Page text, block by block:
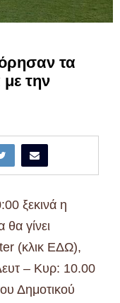
τα
με την
ξεκινά η
θα γίνει
(κλικ ΕΔΩ),
– Κυρ: 10.00
Δημοτικού